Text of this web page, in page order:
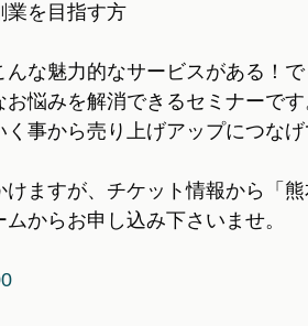
業を目指す方
な魅力的なサービスがある！
悩みを解消できるセミナーで
事から売り上げアップにつなげ
ますが、チケット情報から「
からお申し込み下さいませ。